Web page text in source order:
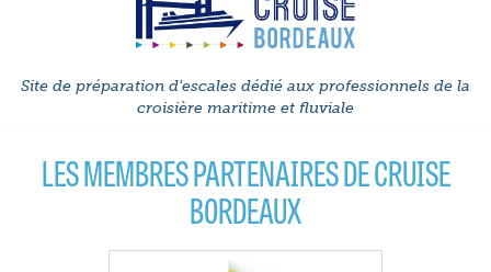
Site de préparation d'escales dédié aux professionnels de la
croisière maritime et fluviale
LES MEMBRES PARTENAIRES DE CRUISE
BORDEAUX